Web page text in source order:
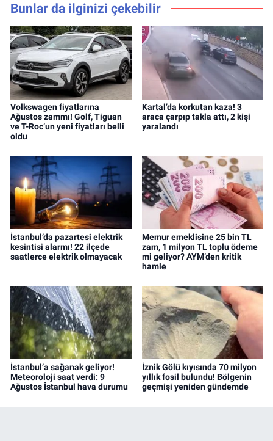
Bunlar da ilginizi çekebilir
Volkswagen fiyatlarına
Ağustos zammı! Golf, Tiguan
ve T-Roc’un yeni fiyatları belli
oldu
Kartal’da korkutan kaza! 3
araca çarpıp takla attı, 2 kişi
yaralandı
İstanbul’da pazartesi elektrik
kesintisi alarmı! 22 ilçede
saatlerce elektrik olmayacak
Memur emeklisine 25 bin TL
zam, 1 milyon TL toplu ödeme
mi geliyor? AYM’den kritik
hamle
İstanbul’a sağanak geliyor!
Meteoroloji saat verdi: 9
Ağustos İstanbul hava durumu
İznik Gölü kıyısında 70 milyon
yıllık fosil bulundu! Bölgenin
geçmişi yeniden gündemde